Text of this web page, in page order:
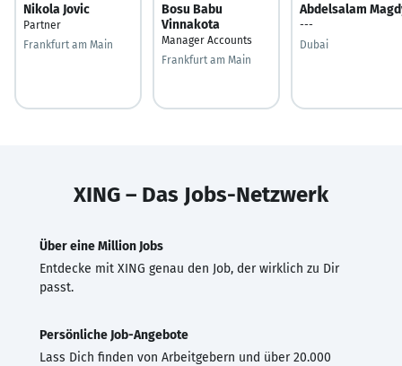
Nikola Jovic
Partner
Frankfurt am Main
Bosu Babu
Vinnakota
Manager Accounts
Frankfurt am Main
Abdelsalam
---
Dubai
XING – Das Jobs-Netzwerk
Über eine Million Jobs
Entdecke mit XING genau den Job, der wirklich zu Dir
passt.
Persönliche Job-Angebote
Lass Dich finden von Arbeitgebern und über 20.000